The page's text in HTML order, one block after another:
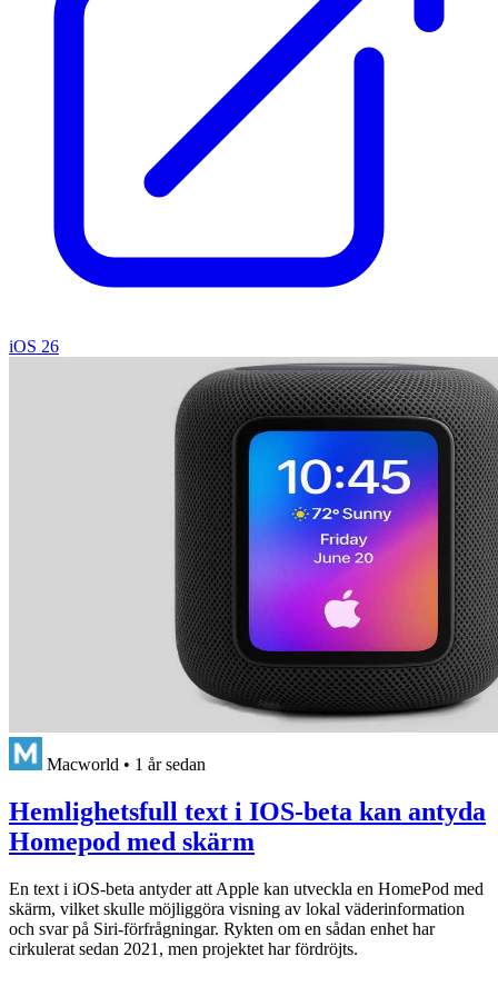
iOS 26
Macworld • 1 år sedan
Hemlighetsfull text i IOS-beta kan antyda
Homepod med skärm
En text i iOS-beta antyder att Apple kan utveckla en HomePod med
skärm, vilket skulle möjliggöra visning av lokal väderinformation
och svar på Siri-förfrågningar. Rykten om en sådan enhet har
cirkulerat sedan 2021, men projektet har fördröjts.